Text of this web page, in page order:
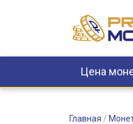
Цена
Главная /